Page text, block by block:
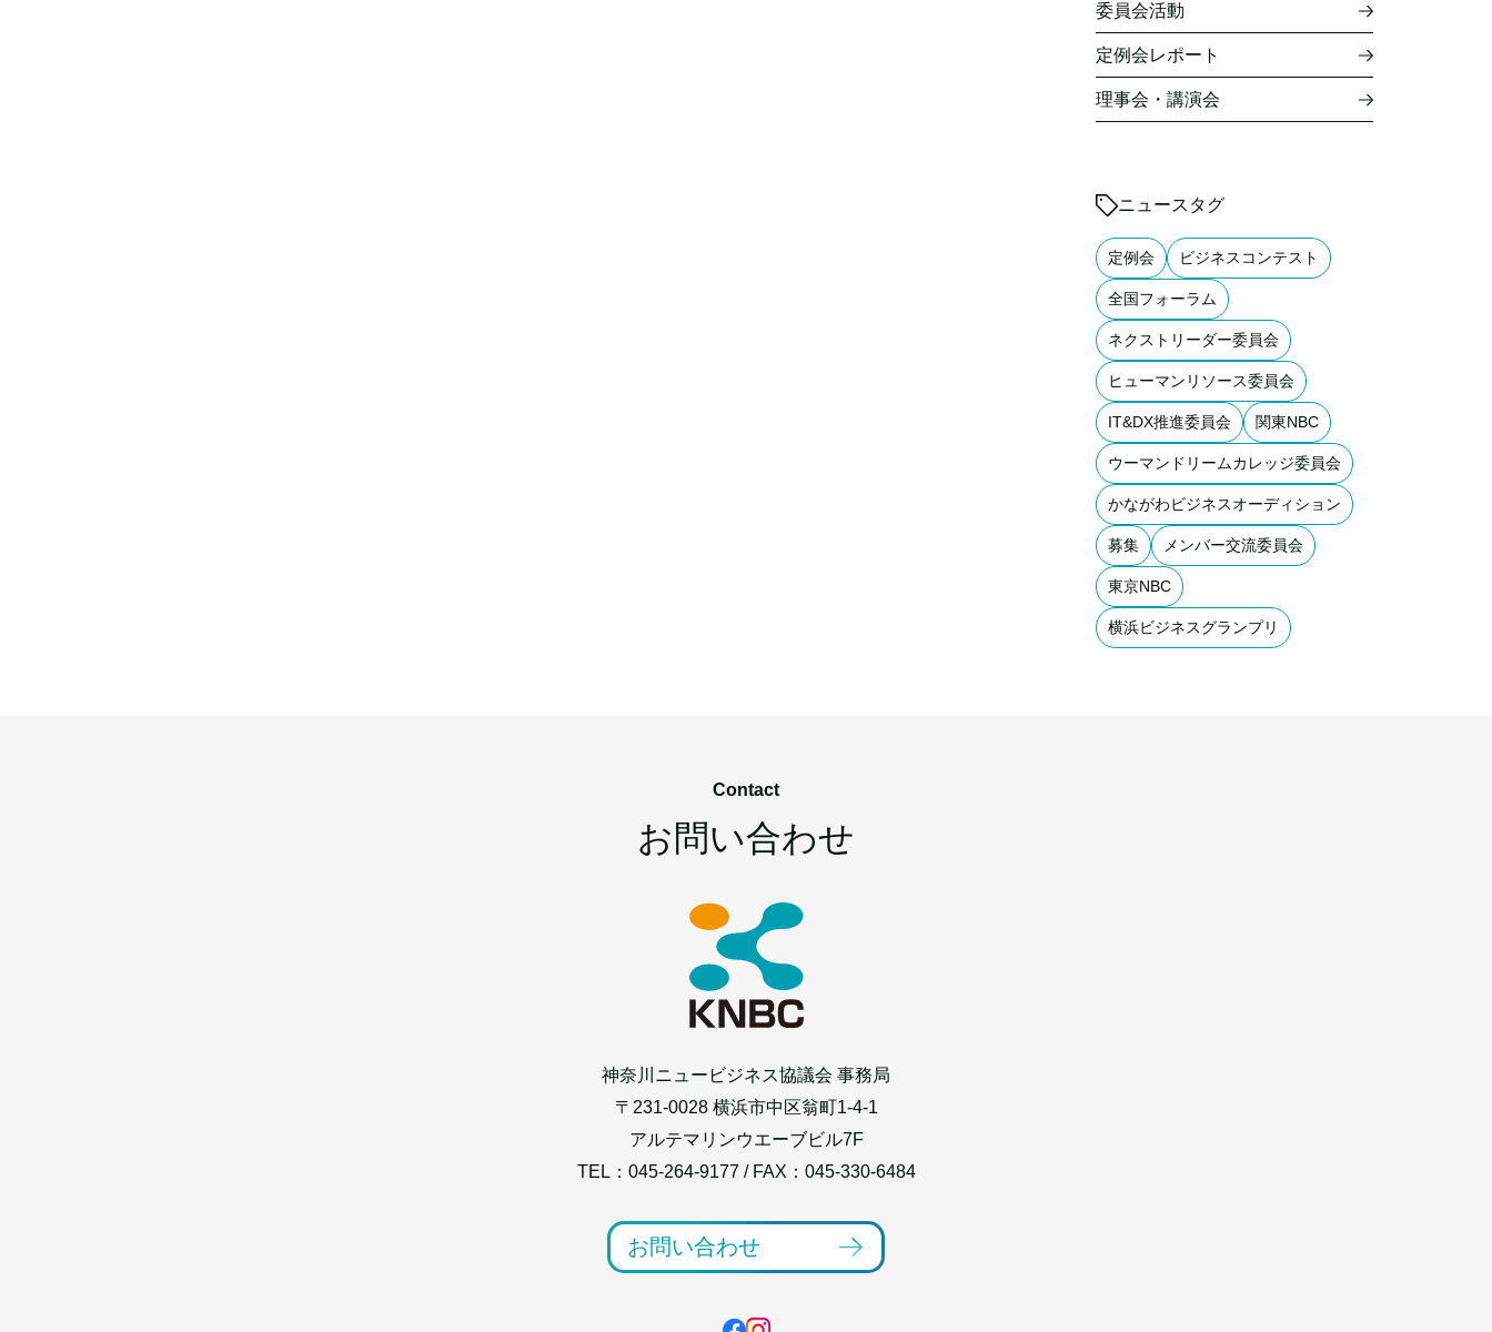
委員会活動
定例会レポート
理事会・講演会
ニュースタグ
定例会 ビジネスコンテスト
全国フォーラム
ネクストリーダー委員会
ヒューマンリソース委員会
IT&DX推進委員会 関東NBC
ウーマンドリームカレッジ委員会
かながわビジネスオーディション
募集 メンバー交流委員会
東京NBC
横浜ビジネスグランプリ
Contact
お問い合わせ
神奈川ニュービジネス協議会 事務局
〒231-0028 横浜市中区翁町1-4-1
アルテマリンウエーブビル7F
TEL： 045-264-9177 / FAX：045-330-6484
お問い合わせ